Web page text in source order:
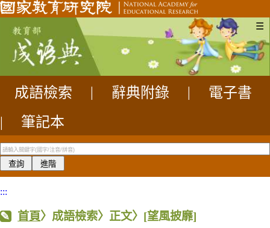
☰
成語檢索 辭典附錄
電子書
|
筆記本
:::
首頁〉成語檢索〉正文〉 [望風披靡]